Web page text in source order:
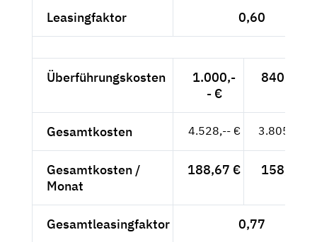
Leasingfaktor 0,60
Überführungskosten
1.000,-
- €
840,34 €
Gesamtkosten 4.528,-- € 3.805,04 €
Gesamtkosten /
Monat
188,67 € 158,54 €
Gesamtleasingfaktor 0,77